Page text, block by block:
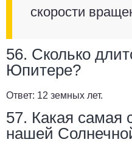
скорости
56. Сколько
Юпитере?
Ответ: 12 земных лет.
57. Какая самая
нашей